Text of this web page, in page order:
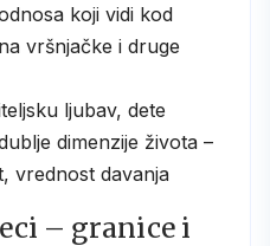
koji vidi kod
vršnjačke i druge
ljubav, dete
dimenzije života –
vrednost davanja
– granice i